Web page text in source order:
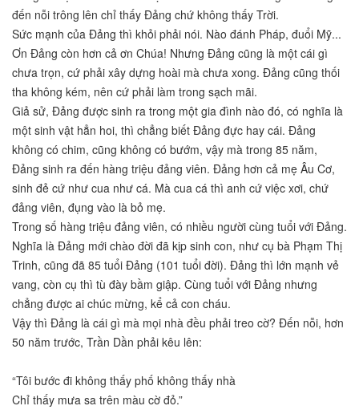
đến nỗi trông lên chỉ thấy Đảng chứ không thấy Trời.
Sức mạnh của Đảng thì khỏi phải nói. Nào đánh Pháp, đuổi Mỹ...
Ơn Đảng còn hơn cả ơn Chúa! Nhưng Đảng cũng là một cái gì
chưa trọn, cứ phải xây dựng hoài mà chưa xong. Đảng cũng thối
tha không kém, nên cứ phải làm trong sạch mãi.
Giả sử, Đảng được sinh ra trong một gia đình nào đó, có nghĩa là
một sinh vật hẳn hoi, thì chẳng biết Đảng đực hay cái. Đảng
không có chim, cũng không có bướm, vậy mà trong 85 năm,
Đảng sinh ra đến hàng triệu đảng viên. Đảng hơn cả mẹ Âu Cơ,
sinh đẻ cứ như cua như cá. Mà cua cá thì anh cứ việc xơi, chứ
đảng viên, đụng vào là bỏ mẹ.
Trong số hàng triệu đảng viên, có nhiều người cùng tuổi với Đảng.
Nghĩa là Đảng mới chào đời đã kịp sinh con, như cụ bà Phạm Thị
Trinh, cũng đã 85 tuổi Đảng (101 tuổi đời). Đảng thì lớn mạnh vẻ
vang, còn cụ thì tù đày bầm giập. Cùng tuổi với Đảng nhưng
chẳng được ai chúc mừng, kể cả con cháu.
Vậy thì Đảng là cái gì mà mọi nhà đều phải treo cờ? Đến nỗi, hơn
50 năm trước, Trần Dần phải kêu lên:
“Tôi bước đi không thấy phố không thấy nhà
Chỉ thấy mưa sa trên màu cờ đỏ.”